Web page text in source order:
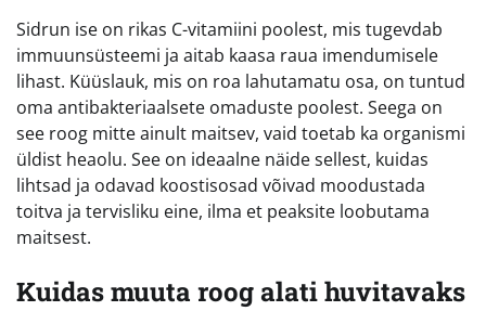
Sidrun ise on rikas C-vitamiini poolest, mis tugevdab
immuunsüsteemi ja aitab kaasa raua imendumisele
lihast. Küüslauk, mis on roa lahutamatu osa, on tuntud
oma antibakteriaalsete omaduste poolest. Seega on
see roog mitte ainult maitsev, vaid toetab ka organismi
üldist heaolu. See on ideaalne näide sellest, kuidas
lihtsad ja odavad koostisosad võivad moodustada
toitva ja tervisliku eine, ilma et peaksite loobutama
maitsest.
Kuidas muuta roog alati huvitavaks